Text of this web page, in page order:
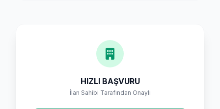
HIZLI BAŞVURU
İlan Sahibi Tarafından Onaylı